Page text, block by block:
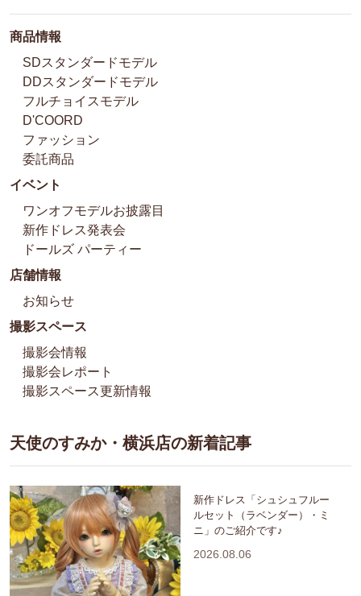
商品情報
SDスタンダードモデル
DDスタンダードモデル
フルチョイスモデル
D'COORD
ファッション
委託商品
イベント
ワンオフモデルお披露目
新作ドレス発表会
ドールズ パーティー
店舗情報
お知らせ
撮影スペース
撮影会情報
撮影会レポート
撮影スペース更新情報
天使のすみか・横浜店の新着記事
新作ドレス「シュシュフルー
ルセット（ラベンダー）・ミ
ニ」のご紹介です♪
2026.08.06